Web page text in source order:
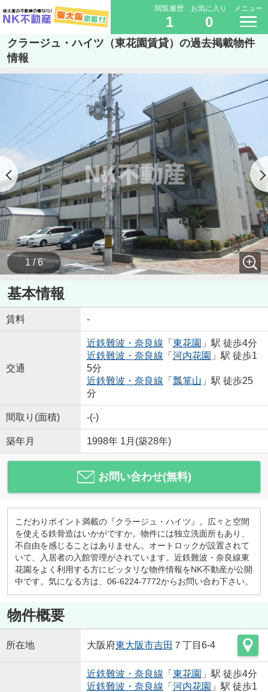
閲覧履歴
1
お気に入り
0
メニュー
クラージュ・ハイツ（東花園賃貸）の過去掲載物件
情報
1 / 6
基本情報
賃料 -
交通
近鉄難波・奈良線 「 東花園 」駅 徒歩4分
近鉄難波・奈良線 「 河内花園 」駅 徒歩1
5分
近鉄難波・奈良線 「 瓢箪山 」駅 徒歩25
分
間取り(面積) -(-)
築年月 1998年 1月(築28年)
お問い合わせ(無料)
こだわりポイント満載の『クラージュ・ハイツ』。広々と空間
を使える鉄骨造はいかがですか。物件には独立洗面所もあり、
不自由を感じることはありません。オートロックが設置されて
いて、入居者の入館管理がされています。近鉄難波・奈良線東
花園をよく利用する方にピッタリな物件情報をNK不動産が公開
中です。気になる方は、06-6224-7772からお問い合わ下さい。
物件概要
所在地 大阪府東大阪市吉田 ７丁目6-4
近鉄難波・奈良線 「 東花園 」駅 徒歩4分
近鉄難波・奈良線 「 河内花園 」駅 徒歩1